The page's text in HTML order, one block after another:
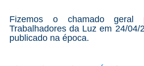
Fizemos o chamado geral
Trabalhadores da Luz em 24/04/
publicado na época.